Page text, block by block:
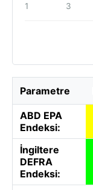
1 3
Parametre
ABD EPA
Endeksi:
İngiltere
DEFRA
Endeksi: